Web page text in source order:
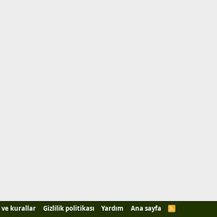
ve kurallar Gizlilik politikası Yardım Ana sayfa
R